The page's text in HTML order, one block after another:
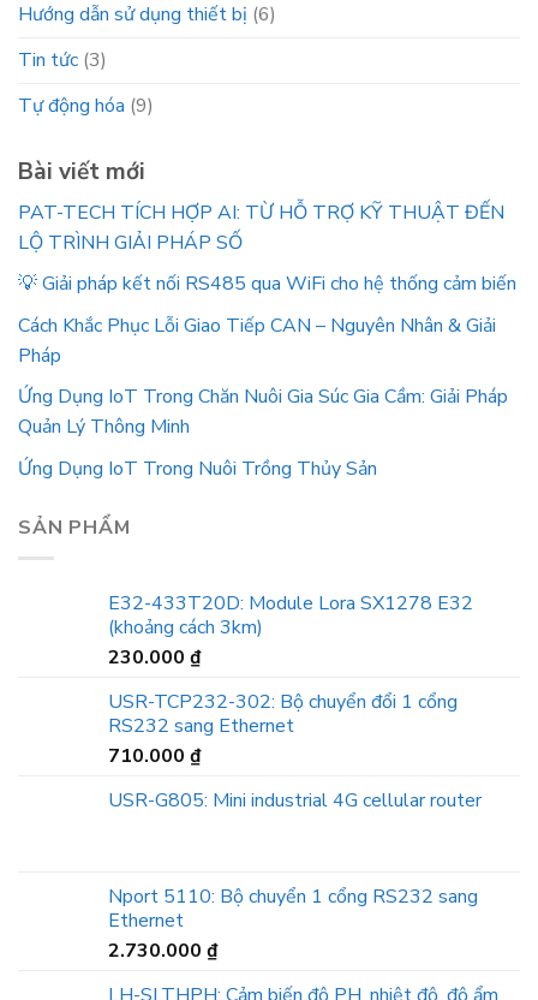
Hướng dẫn sử dụng thiết bị (6)
Tin tức (3)
Tự động hóa (9)
Bài viết mới
PAT-TECH TÍCH HỢP AI: TỪ HỖ TRỢ KỸ THUẬT ĐẾN
LỘ TRÌNH GIẢI PHÁP SỐ
💡 Giải pháp kết nối RS485 qua WiFi cho hệ thống cảm biến
Cách Khắc Phục Lỗi Giao Tiếp CAN – Nguyên Nhân & Giải
Pháp
Ứng Dụng IoT Trong Chăn Nuôi Gia Súc Gia Cầm: Giải Pháp
Quản Lý Thông Minh
Ứng Dụng IoT Trong Nuôi Trồng Thủy Sản
SẢN PHẨM
E32-433T20D: Module Lora SX1278 E32
(khoảng cách 3km)
230.000 ₫
USR-TCP232-302: Bộ chuyển đổi 1 cổng
RS232 sang Ethernet
710.000 ₫
USR-G805: Mini industrial 4G cellular router
Nport 5110: Bộ chuyển 1 cổng RS232 sang
Ethernet
2.730.000 ₫
LH-SLTHPH: Cảm biến độ PH, nhiệt độ, độ ẩm